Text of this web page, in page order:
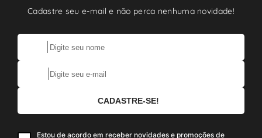
Cadastre seu e-mail e não perca nenhuma novidade!
Estou de acordo em receber novidades e promoções de